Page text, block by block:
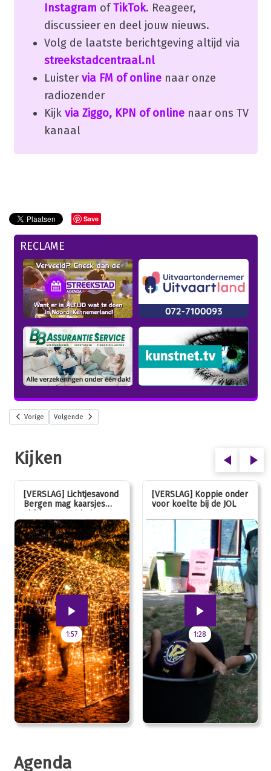
Instagram ofTikTok. Reageer,
discussieer en deel jouw nieuws.
Volg de laatste berichtgeving altijd via
streekstadcentraal.nl
Luister via FM of onlinenaar onze
radiozender
Kijk via Ziggo, KPN of onlinenaar ons TV
kanaal
Save
RECLAME
Vorige Volgende
Kijken
[VERSLAG] Lichtjesavond
Bergen mag kaarsjes
uitblazen: 100 jarig
jubileum!
1:57
[VERSLAG] Koppie onder
voor koelte bij de JOL
1:28
Agenda